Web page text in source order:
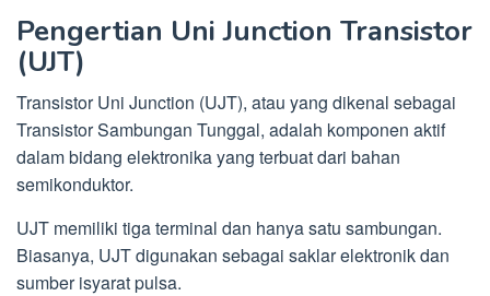
Pengertian Uni Junction Transistor
(UJT)
Transistor Uni Junction (UJT), atau yang dikenal sebagai
Transistor Sambungan Tunggal, adalah komponen aktif
dalam bidang elektronika yang terbuat dari bahan
semikonduktor.
UJT memiliki tiga terminal dan hanya satu sambungan.
Biasanya, UJT digunakan sebagai saklar elektronik dan
sumber isyarat pulsa.